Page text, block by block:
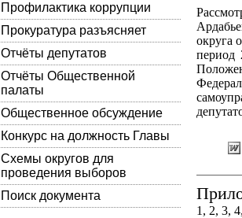
Профилактика коррупции
Прокуратура разъясняет
Отчёты депутатов
Отчёты Общественной
палаты
Общественное обсуждение
Конкурс на должность Главы
Схемы округов для
проведения выборов
Поиск документа
округа
период
1, 2, 3,